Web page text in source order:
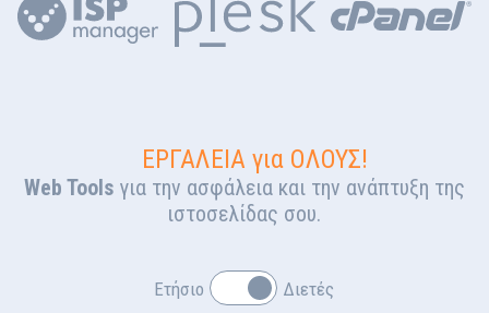
ΕΡΓΑΛΕΙΑ για ΟΛΟΥΣ!
Web Toolsγια την ασφάλεια και την ανάπτυξη της
ιστοσελίδας σου.
Ετήσιο Διετές